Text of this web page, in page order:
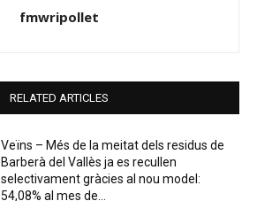
fmwripollet
RELATED ARTICLES
Veïns – Més de la meitat dels residus de
Barberà del Vallès ja es recullen
selectivament gràcies al nou model:
54,08% al mes de...